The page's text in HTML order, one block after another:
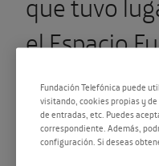
el Espacio
Durante
puedes
Fundación Telefónica puede
visitando, cookies propias y
de entradas, etc. Puedes
correspondiente. Además,
configuración. Si deseas